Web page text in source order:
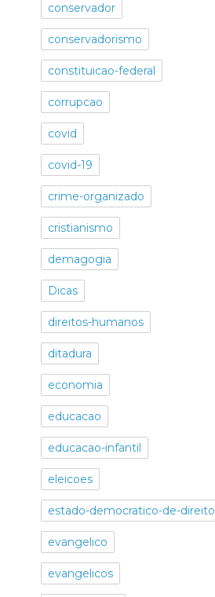
conservador
conservadorismo
constituicao-federal
corrupcao
covid
covid-19
crime-organizado
cristianismo
demagogia
Dicas
direitos-humanos
ditadura
economia
educacao
educacao-infantil
eleicoes
estado-democratico-de-direito
evangelico
evangelicos